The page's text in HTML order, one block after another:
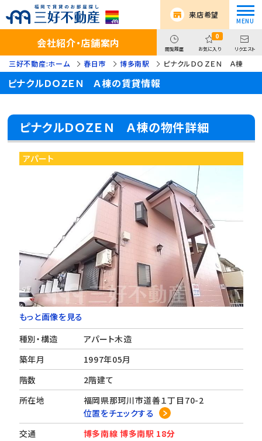
来店希望
会社紹介・店舗案内 閲覧履歴
0
お気に入り リクエスト
三好不動産:ホーム 春日市 博多南駅 ピナクルＤＯＺＥＮ Ａ棟
ピナクルＤＯＺＥＮ Ａ棟の賃貸情報
ピナクルＤＯＺＥＮ Ａ棟の物件詳細
アパート
もっと画像を見る
種別・構造
アパート木造
築年月
1997年05月
階数
2階建て
所在地
福岡県那珂川市道善１丁目70-2
位置をチェックする
交通
博多南線 博多南駅 18分